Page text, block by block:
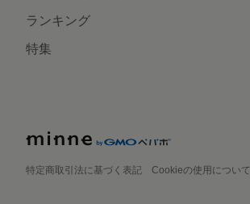
ランキング
特集
特定商取引法に基づく表記 Cookieの使用について